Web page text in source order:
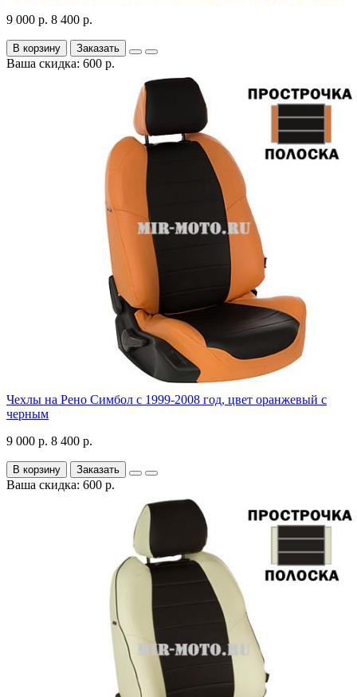
9 000 р. 8 400 р.
В корзину Заказать
Ваша скидка: 600 р.
Чехлы на Рено Симбол с 1999-2008 год, цвет оранжевый с
черным
9 000 р. 8 400 р.
В корзину Заказать
Ваша скидка: 600 р.